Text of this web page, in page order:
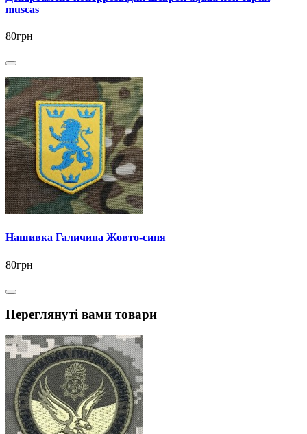
muscas
80грн
Нашивка Галичина Жовто-синя
80грн
Переглянуті вами товари